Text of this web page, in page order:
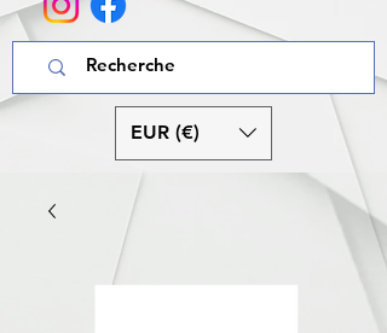
EUR (€)